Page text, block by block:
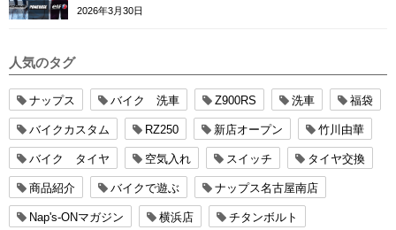
ースカフェロンドン
2026年3月30日
人気のタグ
ナップス バイク 洗車 Z900RS 洗車 福袋
バイクカスタム RZ250 新店オープン 竹川由華
バイク タイヤ 空気入れ スイッチ タイヤ交換
商品紹介 バイクで遊ぶ ナップス名古屋南店
Nap's-ONマガジン 横浜店 チタンボルト